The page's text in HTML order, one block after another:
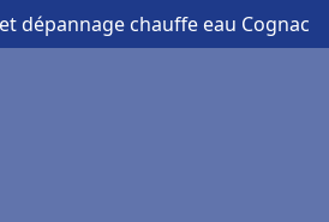
dépannage chauffe eau Cognac